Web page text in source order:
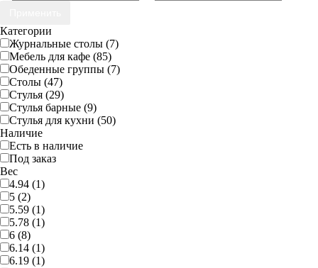
Категории
Журнальные столы (7)
Мебель для кафе (85)
Обеденные группы (7)
Столы (47)
Стулья (29)
Стулья барные (9)
Стулья для кухни (50)
Наличие
Есть в наличие
Под заказ
Вес
4.94 (1)
5 (2)
5.59 (1)
5.78 (1)
6 (8)
6.14 (1)
6.19 (1)